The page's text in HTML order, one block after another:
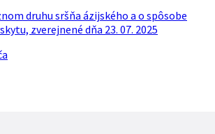
druhu sršňa ázijského a o spôsobe
zverejnené dňa 23. 07. 2025